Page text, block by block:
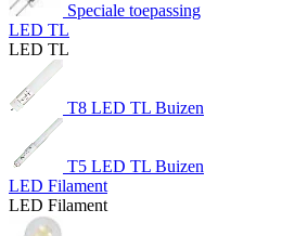
Speciale toepassing
LED TL
LED TL
T8 LED TL Buizen
T5 LED TL Buizen
LED Filament
LED Filament